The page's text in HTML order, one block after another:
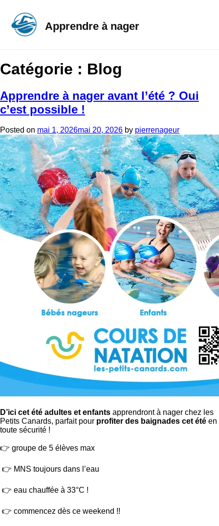
Apprendre à nager
Catégorie : Blog
Apprendre à nager avant l’été ? Oui
c’est possible !
Posted on mai 1, 2026mai 20, 2026 by pierrenageur
D’ici cet été adultes et enfants apprendront à nager chez les
Petits Canards, parfait pour profiter des baignades cet été en
toute sécurité !
👉 groupe de 5 élèves max
👉 MNS toujours dans l’eau
👉 eau chauffée à 33°C !
👉 commencez dès ce weekend !!